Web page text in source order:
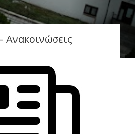
Ανακοινώσεις